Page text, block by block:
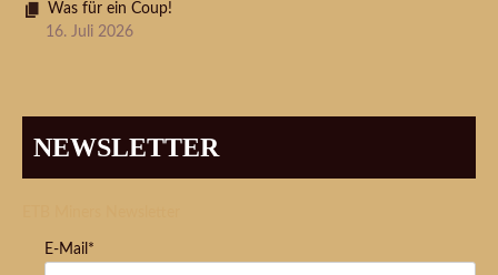
Was für ein Coup!
16. Juli 2026
NEWSLETTER
E-Mail*